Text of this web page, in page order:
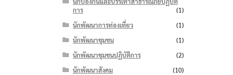
การ
(1)
นักพัฒนาการท่องเที่ยว
(1)
นักพัฒนาชุมชน
(1)
นักพัฒนาชุมชนปฏิบัติการ
(2)
นักพัฒนาสังคม
(10)